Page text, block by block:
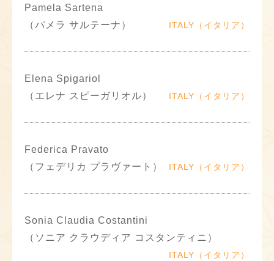
Pamela Sartena
（パメラ サルテーナ）
ITALY（イタリア）
Elena Spigariol
（エレナ スピーガリオル）
ITALY（イタリア）
Federica Pravato
（フェデリカ プラヴァート）
ITALY（イタリア）
Sonia Claudia Costantini
（ソニア クラウディア コスタンティニ）
ITALY（イタリア）